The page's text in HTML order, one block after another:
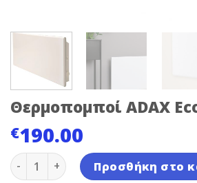
Θερμοπομποί ADAX
€190.00
Θερμοπομποί ADAX Eco 08 KET
Προσθήκη στο